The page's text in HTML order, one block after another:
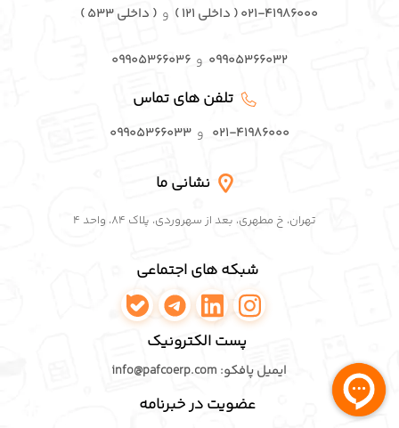
۰۲۱-۴۱۹۸۶۰۰۰ ( داخلی ۱۲۱ ) و ( داخلی ۵۳۳ )
۰۹۹۰۵۳۶۶۰۳۲ و۰۹۹۰۵۳۶۶۰۳۶
تلفن های تماس
۰۲۱-۴۱۹۸۶۰۰۰ و۰۹۹۰۵۳۶۶۰۳۳
نشانی ما
تهران، خ مطهری، بعد از سهروردی، پلاک ۸۴، واحد ۴
شبکه های اجتماعی
اینستاگرام پافکو
لینکدین پافکو
تلگرام پافکوواتساپ پافکو
پست الکترونیک
ایمیل پافکو: info@pafcoerp.com
عضویت در خبرنامه